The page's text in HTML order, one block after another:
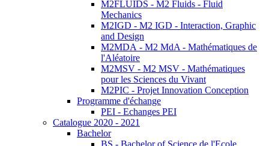
M2FLUIDS - M2 Fluids - Fluid
Mechanics
M2IGD - M2 IGD - Interaction, Graphic
and Design
M2MDA - M2 MdA - Mathématiques de
l'Aléatoire
M2MSV - M2 MSV - Mathématiques
pour les Sciences du Vivant
M2PIC - Projet Innovation Conception
Programme d'échange
PEI - Echanges PEI
Catalogue 2020 - 2021
Bachelor
BS - Bachelor of Science de l'Ecole